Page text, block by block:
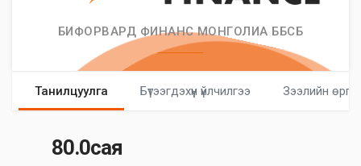
БИФОРВАРД ФИНАНС МОНГОЛИА ББСБ
Танилцуулга Бүтээгдэхүүн үйлчилгээ Зээлийн
80.0сая